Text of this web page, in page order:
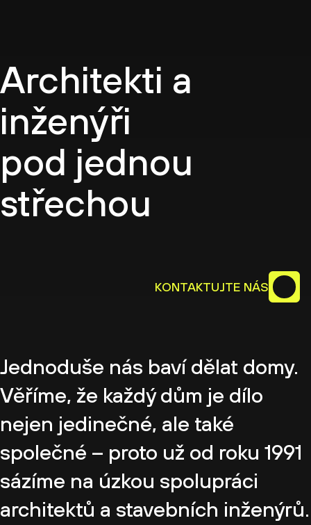
Architekti a
inženýři
pod jednou
střechou
KONTAKTUJTE NÁS
Jednoduše nás baví dělat domy.
Věříme, že každý dům je dílo
nejen jedinečné, ale také
společné – proto už od roku 1991
sázíme na úzkou spolupráci
architektů a stavebních inženýrů.